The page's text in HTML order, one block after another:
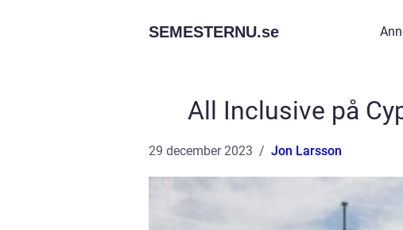
SEMESTERNU.se
All Inclusive på
29 december 2023 Jon Larsson